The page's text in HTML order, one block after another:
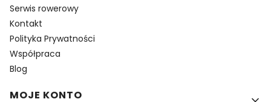
Serwis rowerowy
Kontakt
Polityka Prywatności
Współpraca
Blog
MOJE KONTO